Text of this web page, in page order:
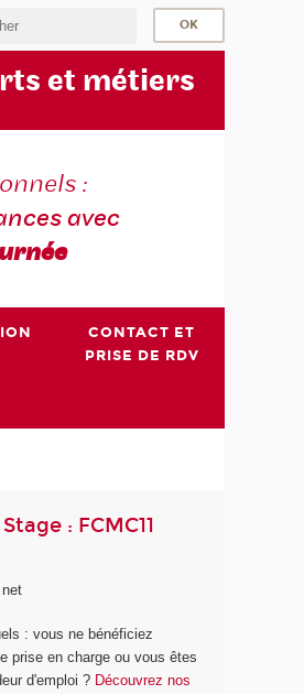
et métiers
:
avec
CONTACT ET
PRISE DE RDV
: FCMC11
net
: vous ne bénéficiez
prise en charge ou vous êtes
d'emploi ? Découvrez nos